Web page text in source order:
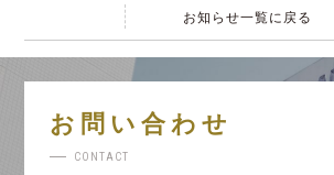
お知らせ一覧に戻る
お問い合わせ
CONTACT